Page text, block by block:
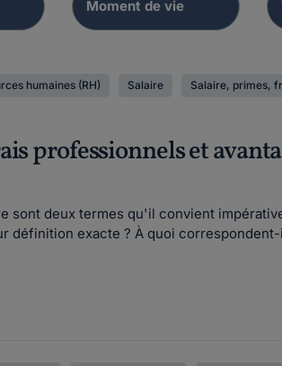
humaines (RH) Salaire Salaire, primes,
professionnels et
sont deux termes qu'il convient
définition exacte ? À quoi